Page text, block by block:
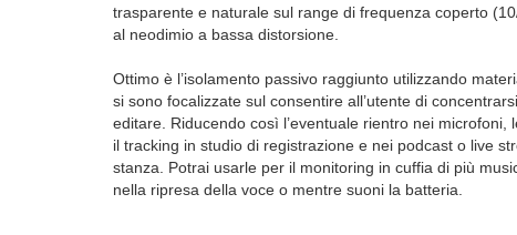
trasparente e naturale sul range di frequenza coperto
al neodimio a bassa distorsione.
Ottimo è l’isolamento passivo raggiunto utilizzando
si sono focalizzate sul consentire all’utente di
editare. Riducendo così l’eventuale rientro nei
il tracking in studio di registrazione e nei podcast o live
stanza. Potrai usarle per il monitoring in cuffia di più
nella ripresa della voce o mentre suoni la batteria.